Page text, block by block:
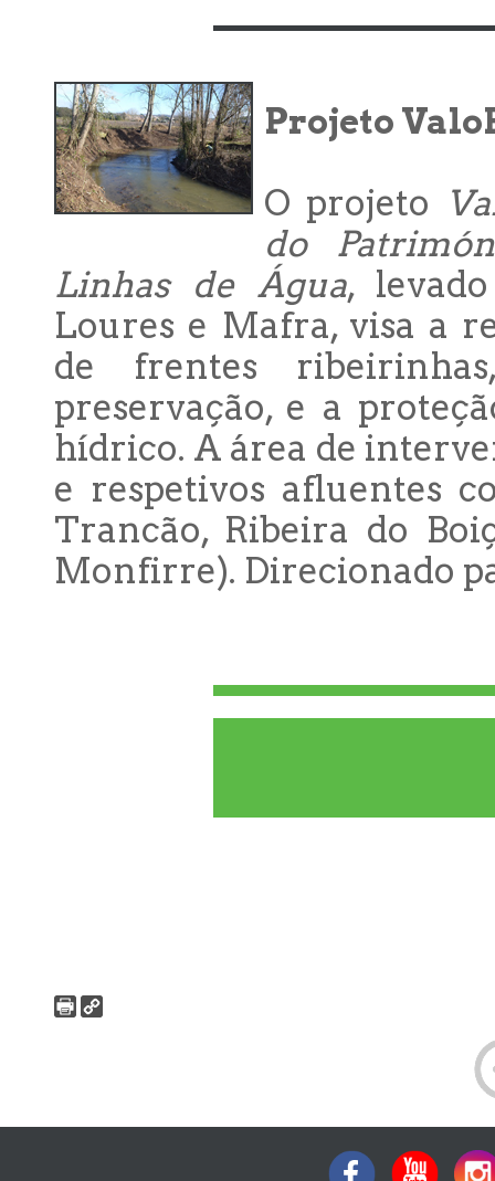
Projeto
O projeto
do
Linhas de Água,
Loures e Mafra, visa a
de frentes
preservação, e a
hídrico. A área de
e respetivos afluentes
Trancão, Ribeira do
Monfirre). Direcionado